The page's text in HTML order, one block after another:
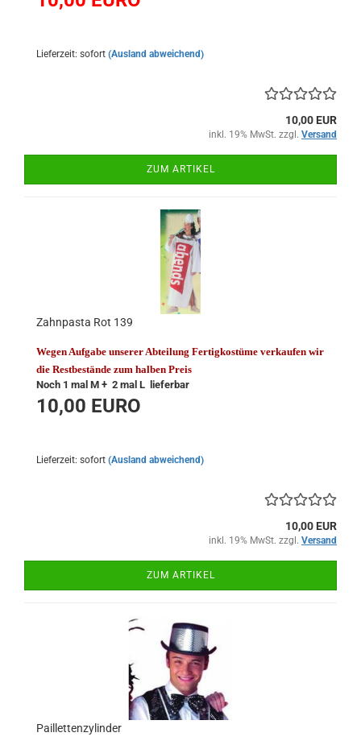
Lieferzeit: sofort (Ausland abweichend)
10,00 EUR
inkl. 19% MwSt. zzgl. Versand
ZUM ARTIKEL
Zahnpasta Rot 139
Wegen Aufgabe unserer Abteilung Fertigkostüme verkaufen wir
die Restbestände zum halben Preis
Noch 1 mal M + 2 mal L lieferbar
10,00 EURO
Lieferzeit: sofort (Ausland abweichend)
10,00 EUR
inkl. 19% MwSt. zzgl. Versand
ZUM ARTIKEL
Paillettenzylinder